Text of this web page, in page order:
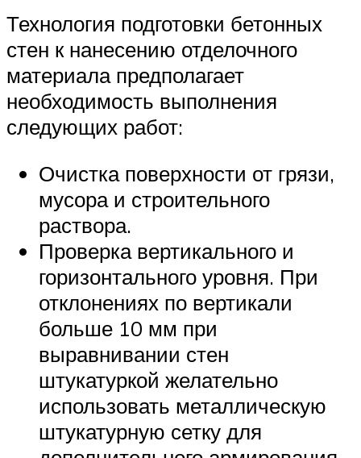
Технология подготовки бетонных
стен к нанесению отделочного
материала предполагает
необходимость выполнения
следующих работ:
Очистка поверхности от грязи,
мусора и строительного
раствора.
Проверка вертикального и
горизонтального уровня. При
отклонениях по вертикали
больше 10 мм при
выравнивании стен
штукатуркой желательно
использовать металлическую
штукатурную сетку для